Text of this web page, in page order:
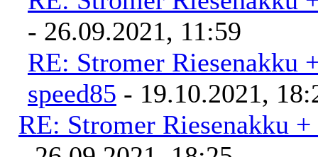
- 26.09.2021, 11:59
RE: Stromer Riesenakku
speed85 - 19.10.2021,
RE: Stromer Riesenakku